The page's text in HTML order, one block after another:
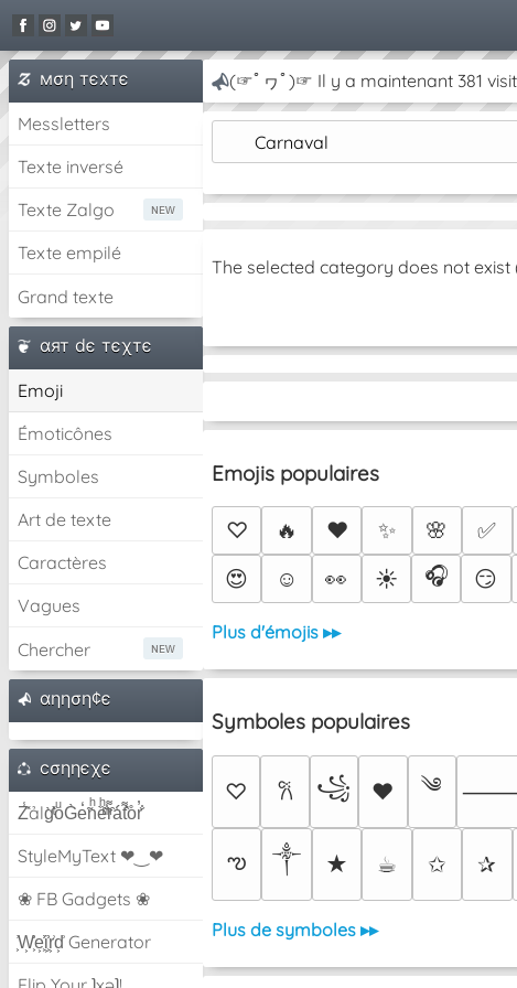
мση тєxтє
Messletters
Texte inversé
Texte Zalgo
Texte empilé
Grand texte
αят dє тєχтє
Emoji
Émoticônes
Symboles
Art de texte
Caractères
Vagues
Chercher
αηηση¢є
cσηηєχє
Z̾̽ảlg̀͐ͭ̽oͧG̀e̒̃nͪȅͪͫ̏̐r͌̑á͑t͌̑͛o̊r̓̐
StyleMyText ❤‿❤
❀ FB Gadgets ❀
͕͗W͕͕͗͗e͕͕͗͗i͕͕͗͗r͕͗d͕͗ Generator
(☞ﾟヮﾟ)☞ Il y a maintenant 381
Carnaval
The selected category does not
Emojis populaires
♡ 🔥 ❤️ ✨ 🌸 ✅
😍
☺️ 👀 ☀️ 🎧 😏
Plus d'émojis ▸▸
Symboles populaires
♡ 𐙚 ꧁ ♥ ༄
ఌ ༒︎ ★ ☕︎ ✩ ✰
Plus de symboles ▸▸